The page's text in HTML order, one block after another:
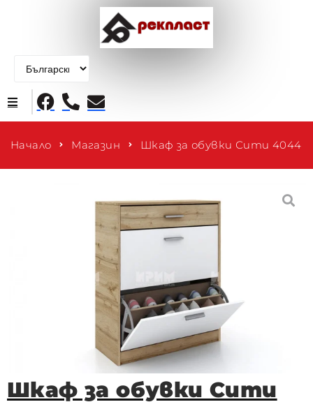
Продукти
Начало Магазин Шкаф за обувки Сити 4044
Шкаф за обувки Сити